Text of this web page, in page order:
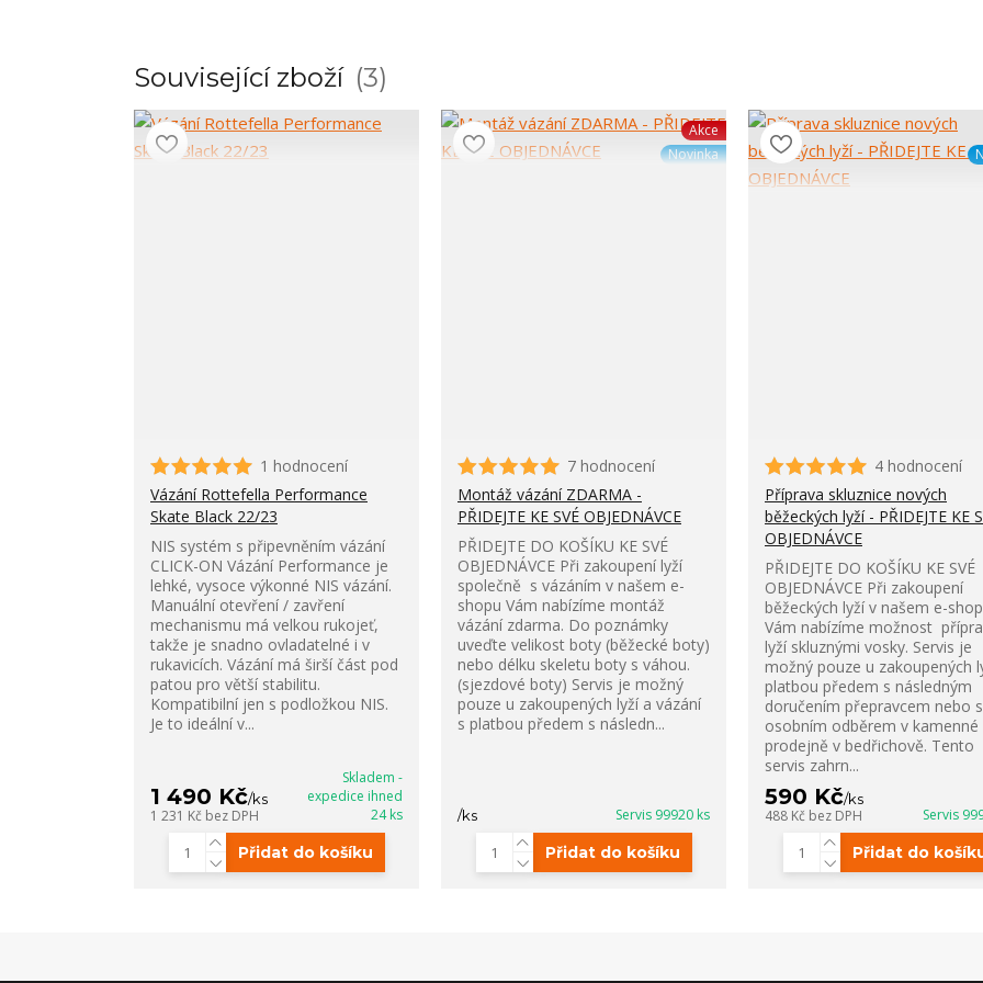
Související zboží 3
1 hodnocení
Vázání Rottefella Performance
Skate Black 22/23
NIS systém s připevněním vázání
CLICK-ON Vázání Performance je
lehké, vysoce výkonné NIS vázání.
Manuální otevření / zavření
mechanismu má velkou rukojeť,
takže je snadno ovladatelné i v
rukavicích. Vázání má širší část pod
patou pro větší stabilitu.
Kompatibilní jen s podložkou NIS.
Je to ideální v...
1 490 Kč/ks
1 231 Kč bez DPH
Skladem -
expedice ihned
24 ks
Přidat do košíku
Akce
Novinka
7 hodnocení
Montáž vázání ZDARMA -
PŘIDEJTE KE SVÉ OBJEDNÁVCE
PŘIDEJTE DO KOŠÍKU KE SVÉ
OBJEDNÁVCE Při zakoupení lyží
společně s vázáním v našem e-
shopu Vám nabízíme montáž
vázání zdarma. Do poznámky
uveďte velikost boty (běžecké boty)
nebo délku skeletu boty s váhou.
(sjezdové boty) Servis je možný
pouze u zakoupených lyží a vázání
s platbou předem s následn...
/ks Servis 99920 ks
Přidat do košíku
4 hodnocení
Příprava skluznice nových
běžeckých lyží - PŘIDEJTE KE
OBJEDNÁVCE
PŘIDEJTE DO KOŠÍKU KE SVÉ
OBJEDNÁVCE Při zakoupení
běžeckých lyží v našem e-
Vám nabízíme možnost
lyží skluznými vosky. Servis je
možný pouze u zakoupených
platbou předem s následným
doručením přepravcem nebo s
osobním odběrem v kamenné
prodejně v bedřichově. Tento
servis zahrn...
590 Kč/ks
488 Kč bez DPH Servis
Přidat do